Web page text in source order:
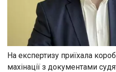
На експертизу приїхала
махінації з документами